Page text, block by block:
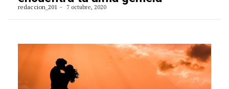
redaccion_201 7 octubre, 2020